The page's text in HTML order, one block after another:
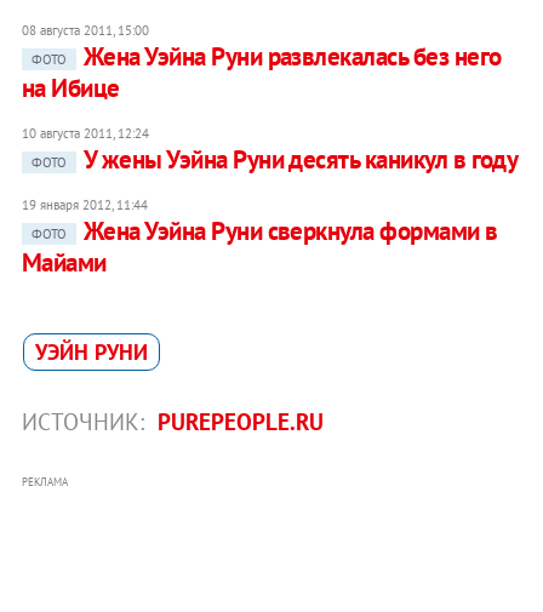
08 августа 2011, 15:00
ФОТО
Жена Уэйна Руни развлекалась без него
на Ибице
10 августа 2011, 12:24
ФОТО
У жены Уэйна Руни десять каникул в году
19 января 2012, 11:44
ФОТО
Жена Уэйна Руни сверкнула формами в
Майами
УЭЙН РУНИ
ИСТОЧНИК: PUREPEOPLE.RU
РЕКЛАМА